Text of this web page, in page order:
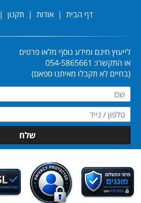
דף הבית | אודות | תקנון |
לייעוץ חינם ומידע נוסף מלאו פרטים
או התקשרו: 054-5865661
(בחיים לא תקבלו מאיתנו ספאם)
שלח